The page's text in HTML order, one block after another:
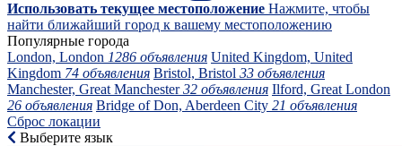
Использовать текущее местоположение Нажмите, чтобы
найти ближайший город к вашему местоположению
Популярные города
London, London 1286 объявления United Kingdom, United
Kingdom 74 объявления Bristol, Bristol 33 объявления
Manchester, Great Manchester32 объявления Ilford, Great London
26 объявления Bridge of Don, Aberdeen City 21 объявления
Сброс локации
Выберите язык